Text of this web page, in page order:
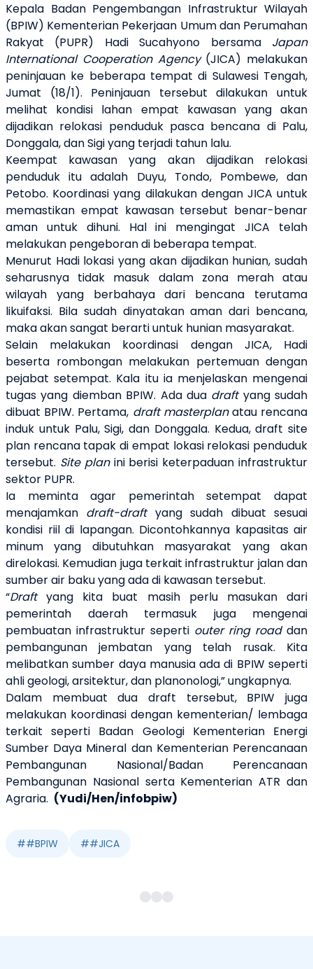
Kepala Badan Pengembangan Infrastruktur Wilayah
(BPIW) Kementerian Pekerjaan Umum dan Perumahan
Rakyat (PUPR) Hadi Sucahyono bersama Japan
International Cooperation Agency(JICA) melakukan
peninjauan ke beberapa tempat di Sulawesi Tengah,
Jumat (18/1). Peninjauan tersebut dilakukan untuk
melihat kondisi lahan empat kawasan yang akan
dijadikan relokasi penduduk pasca bencana di Palu,
Donggala, dan Sigi yang terjadi tahun lalu.
Keempat kawasan yang akan dijadikan relokasi
penduduk itu adalah Duyu, Tondo, Pombewe, dan
Petobo. Koordinasi yang dilakukan dengan JICA untuk
memastikan empat kawasan tersebut benar-benar
aman untuk dihuni. Hal ini mengingat JICA telah
melakukan pengeboran di beberapa tempat.
Menurut Hadi lokasi yang akan dijadikan hunian, sudah
seharusnya tidak masuk dalam zona merah atau
wilayah yang berbahaya dari bencana terutama
likuifaksi. Bila sudah dinyatakan aman dari bencana,
maka akan sangat berarti untuk hunian masyarakat.
Selain melakukan koordinasi dengan JICA, Hadi
beserta rombongan melakukan pertemuan dengan
pejabat setempat. Kala itu ia menjelaskan mengenai
tugas yang diemban BPIW. Ada dua draftyang sudah
dibuat BPIW. Pertama, draft masterplanatau rencana
induk untuk Palu, Sigi, dan Donggala. Kedua, draft site
plan rencana tapak di empat lokasi relokasi penduduk
tersebut. Site planini berisi keterpaduan infrastruktur
sektor PUPR.
Ia meminta agar pemerintah setempat dapat
menajamkan draft-draftyang sudah dibuat sesuai
kondisi riil di lapangan. Dicontohkannya kapasitas air
minum yang dibutuhkan masyarakat yang akan
direlokasi. Kemudian juga terkait infrastruktur jalan dan
sumber air baku yang ada di kawasan tersebut.
“Draftyang kita buat masih perlu masukan dari
pemerintah daerah termasuk juga mengenai
pembuatan infrastruktur seperti outer ring roaddan
pembangunan jembatan yang telah rusak. Kita
melibatkan sumber daya manusia ada di BPIW seperti
ahli geologi, arsitektur, dan planonologi,” ungkapnya.
Dalam membuat dua draft tersebut, BPIW juga
melakukan koordinasi dengan kementerian/ lembaga
terkait seperti Badan Geologi Kementerian Energi
Sumber Daya Mineral dan Kementerian Perencanaan
Pembangunan Nasional/Badan Perencanaan
Pembangunan Nasional serta Kementerian ATR dan
Agraria. (Yudi/Hen/infobpiw)
##BPIW ##JICA